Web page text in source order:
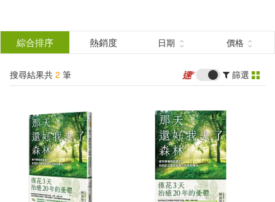
結
分類 (單選)
所有商品(2) 圖書(1)
電子書(1)
作者 (可複選)
綜合排序 熱銷度 日期 價格
搜尋結果共 2 筆 篩選